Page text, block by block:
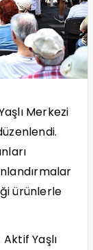
Merkezi
ürünlerle
Yaşlı